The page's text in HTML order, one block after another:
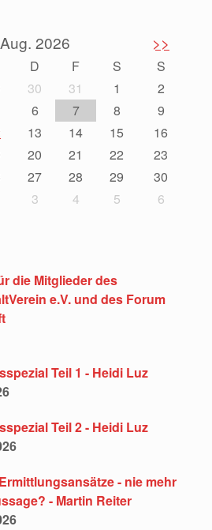
Aug. 2026 >>
D F S
S
30 31 1
2
6 7 8
9
13 14 15
16
20 21 22
23
27 28 29
30
3 4 5 6
die Mitglieder des
e.V. und des Forum
Teil 1 - Heidi Luz
Teil 2 - Heidi Luz
- nie mehr
- Martin Reiter